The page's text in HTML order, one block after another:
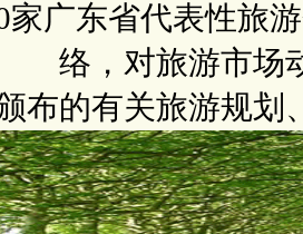
家广东省代表性旅
络，对旅游市场
布的有关旅游规划